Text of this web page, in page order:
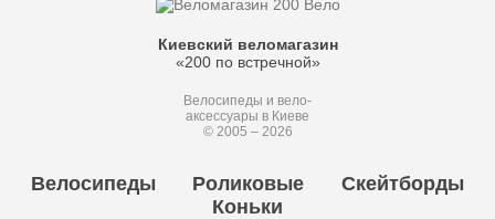
Киевский веломагазин
«200 по встречной»
Велосипеды и вело-
аксессуары в Киеве
© 2005 – 2026
Велосипеды
Роликовые
Коньки
Скейтборды